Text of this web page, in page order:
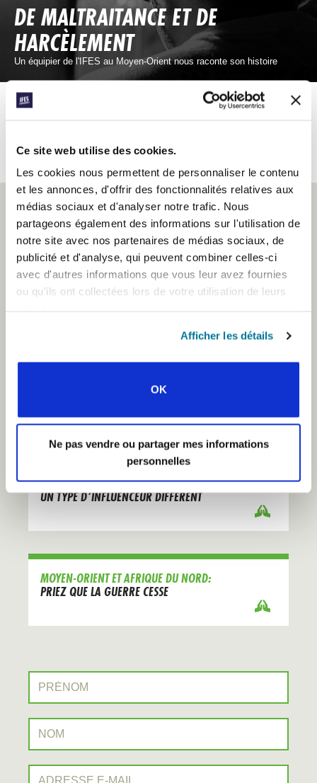
Ce site web utilise des cookies.
Les cookies nous permettent de personnaliser le contenu
et les annonces, d'offrir des fonctionnalités relatives aux
médias sociaux et d'analyser notre trafic. Nous
partageons également des informations sur l'utilisation de
notre site avec nos partenaires de médias sociaux, de
publicité et d'analyse, qui peuvent combiner celles-ci
avec d'autres informations que vous leur avez fournies
ou qu'ils ont collectées lors de votre utilisation de leurs
Afficher les détails
OK
Ne pas vendre ou partager mes informations
personnelles
DE MALTRAITANCE ET DE
HARCÈLEMENT
Un équipier de l'IFES au Moyen-Orient nous raconte son histoire
PRIEZ POUR L'IFES EN MENA
MOYEN-ORIENT ET AFRIQUE DU NORD:
MOYEN-ORIENT ET AFRIQUE DU NORD:
MOYEN-ORIENT ET AFRIQUE DU NORD:
UN TYPE D’INFLUENCEUR DIFFÉRENT
MOYEN-ORIENT ET AFRIQUE DU NORD:
PRIEZ QUE LA GUERRE CESSE
Prénom:
Nom:
Adresse e-mail: